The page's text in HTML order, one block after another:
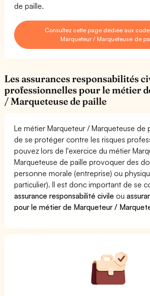
de paille.
Consultez cette page dédiée aux
Marqueteur / Marqueteuse de
Les assurances responsabilités
professionnelles pour le métier
/ Marqueteuse de paille
Le métier Marqueteur / Marqueteuse de
de se protéger contre les risques
pouvez lors de l'exercice du métier
Marqueteuse de paille provoquer des
personne morale (entreprise) ou
particulier). Il est donc important de se
assurance responsabilité civile ou
pour le métier de Marqueteur /